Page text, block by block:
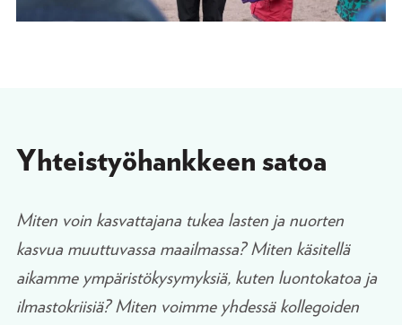
Yhteistyöhankkeen satoa
Miten voin kasvattajana tukea lasten ja nuorten
kasvua muuttuvassa maailmassa? Miten käsitellä
aikamme ympäristökysymyksiä, kuten luontokatoa ja
ilmastokriisiä? Miten voimme yhdessä kollegoiden